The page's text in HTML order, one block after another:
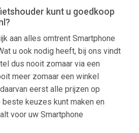
kunt u goedkoop
aan alles omtrent Smartphone
u ook nodig heeft, bij ons vindt
dus nooit zomaar via een
meer zomaar een winkel
eerst alle prijzen op
beste keuzes kunt maken en
voor uw Smartphone